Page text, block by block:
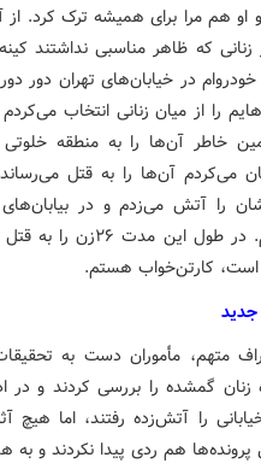
او هم مرا برای همیشه ترک کرد.
که ظاهر مناسبی نداشتند
خودروام در خیابان‌های تهران دور
را از میان زنانی انتخاب
خاطر آن‌ها را به منطقه خلوتی
می‌کردم آن‌ها را به قتل
را آتش می‌زدم و در
نگذارم. در طول
کارتن‌خواب هستم.
جدید
متهم، مأموران دست به
زنان گمشده را بررسی کردند و
را آتش‌زده رفتند، اما هیچ
پرونده‌ها هم ردی پیدا نکردند و به